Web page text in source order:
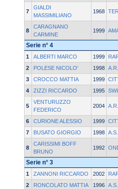
7
GIALDI
MASSIMILIANO
1968
8
CARAGNANO
CARMINE
1999
Serie n° 4
1 ALBERTI MARCO 1999
2
POLESE NICOLO' 1998
3
CROCCO MATTIA 1999
4
ZIZZI RICCARDO 1995
5
VENTURUZZO
FEDERICO
2004
6 CURIONE ALESSIO 1999
7
BUSATO GIORGIO 1998
8
CARISSIMI BOFF
BRUNO
1992
Serie n° 3
1 ZANNONI RICCARDO 2002
2
RONCOLATO MATTIA 1996